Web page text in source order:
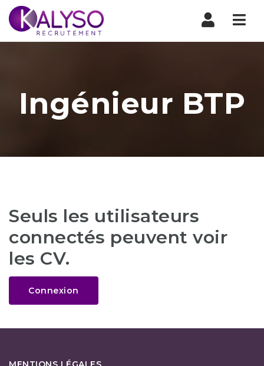
Ingénieur BTP
Seuls les utilisateurs
connectés peuvent voir
les CV.
Connexion